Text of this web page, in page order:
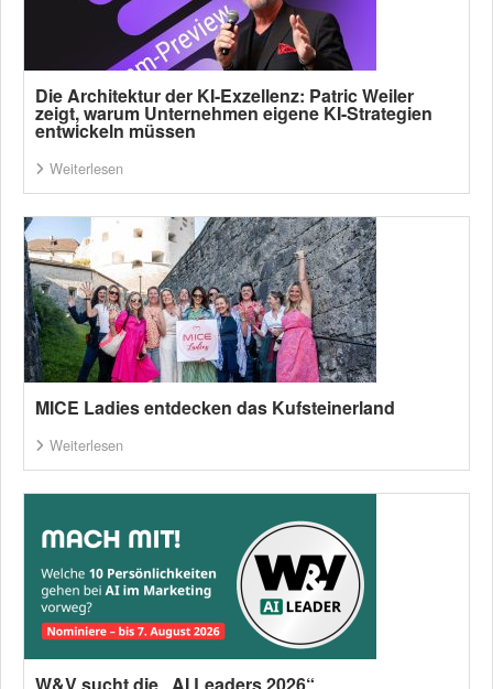
Die Architektur der KI-Exzellenz: Patric Weiler
zeigt, warum Unternehmen eigene KI-Strategien
entwickeln müssen
Weiterlesen
MICE Ladies entdecken das Kufsteinerland
Weiterlesen